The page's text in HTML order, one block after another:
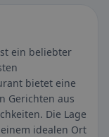
ein beliebter
bietet eine
Gerichten aus
Die Lage
idealen Ort